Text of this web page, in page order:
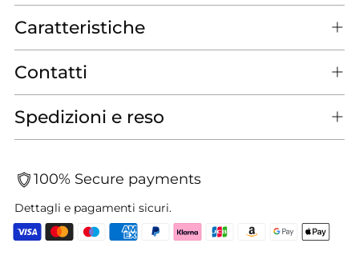
Caratteristiche
Contatti
Spedizioni e reso
100% Secure payments
Dettagli e pagamenti sicuri.